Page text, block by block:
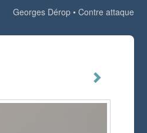
Georges Dérop Contre attaque